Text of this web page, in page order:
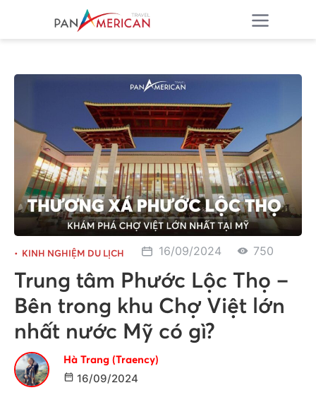
KINH NGHIỆM DU LỊCH 16/09/2024 750
Trung tâm Phước Lộc Thọ –
Bên trong khu Chợ Việt lớn
nhất nước Mỹ có gì?
Hà Trang (Traency)
16/09/2024